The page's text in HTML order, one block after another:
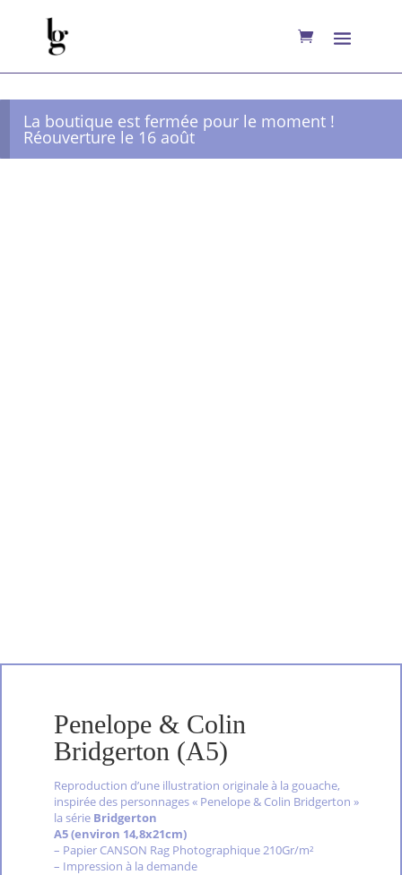
La boutique est fermée pour le moment !
Réouverture le 16 août
Penelope & Colin
Bridgerton (A5)
Reproduction d’une illustration originale à la gouache,
inspirée des personnages « Penelope & Colin Bridgerton »
la série Bridgerton
A5 (environ 14,8x21cm)
– Papier CANSON Rag Photographique 210Gr/m²
– Impression à la demande